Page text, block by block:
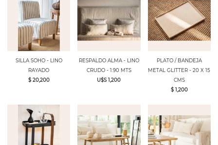
SILLA SOHO - LINO
RAYADO
$ 20,200
RESPALDO ALMA - LINO
CRUDO - 1.90 MTS
U$S 1,200
PLATO / BANDEJA
METAL GLITTER - 20 X 15
CMS
$ 1,200